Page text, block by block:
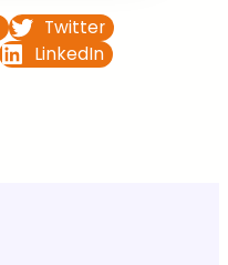
Twitter
LinkedIn